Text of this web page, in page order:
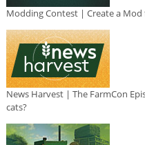
Modding Contest | Create a
News Harvest | The FarmCon
cats?